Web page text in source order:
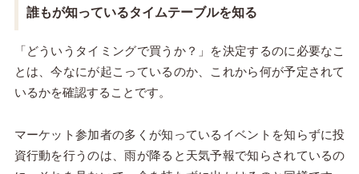
誰もが知っているタイムテーブルを知る
「どういうタイミングで買うか？」を決定するのに必要なこ
とは、今なにが起こっているのか、これから何が予定されて
いるかを確認することです。
マーケット参加者の多くが知っているイベントを知らずに投
資行動を行うのは、雨が降ると天気予報で知らされているの